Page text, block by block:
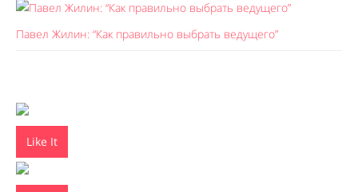
Павел Жилин: “Как правильно выбрать ведущего”
Like It